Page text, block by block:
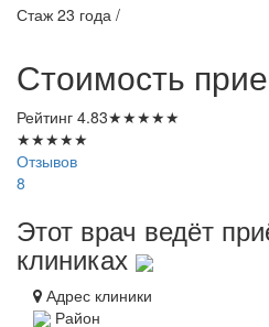
Стаж 23 года /
Стоимость
Рейтинг 4.83★★★★★
★★★★★
Отзывов
8
Этот врач ведёт
клиниках
Адрес клиники
Район